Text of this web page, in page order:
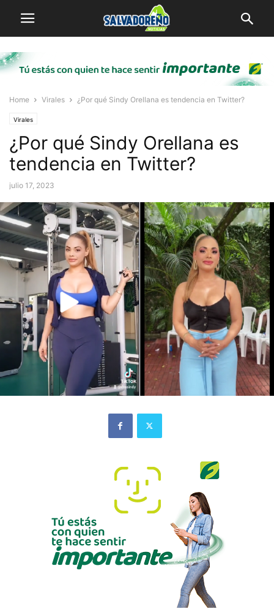
Home Virales ¿Por qué Sindy Orellana es tendencia en Twitter?
Virales
¿Por qué Sindy Orellana es
tendencia en Twitter?
julio 17, 2023